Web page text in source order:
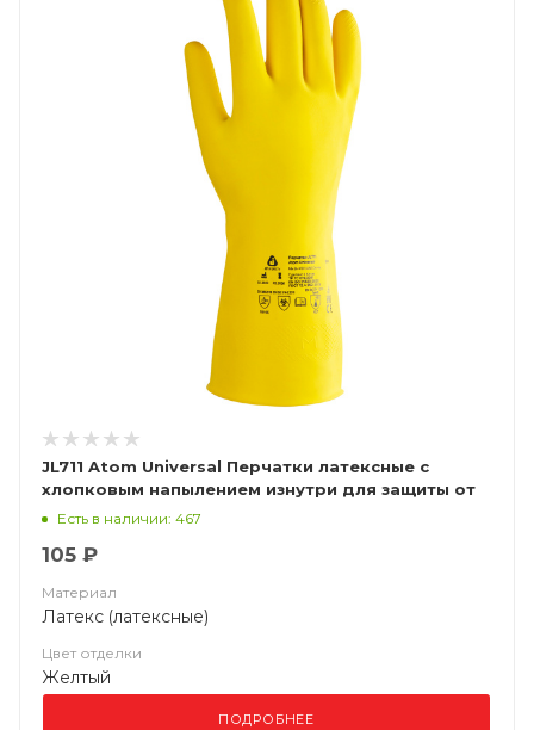
JL711 Atom Universal Перчатки латексные с
хлопковым напылением изнутри для защиты от
хим.воздействий
Есть в наличии: 467
105 ₽
Материал
Латекс (латексные)
Цвет отделки
Желтый
ПОДРОБНЕЕ